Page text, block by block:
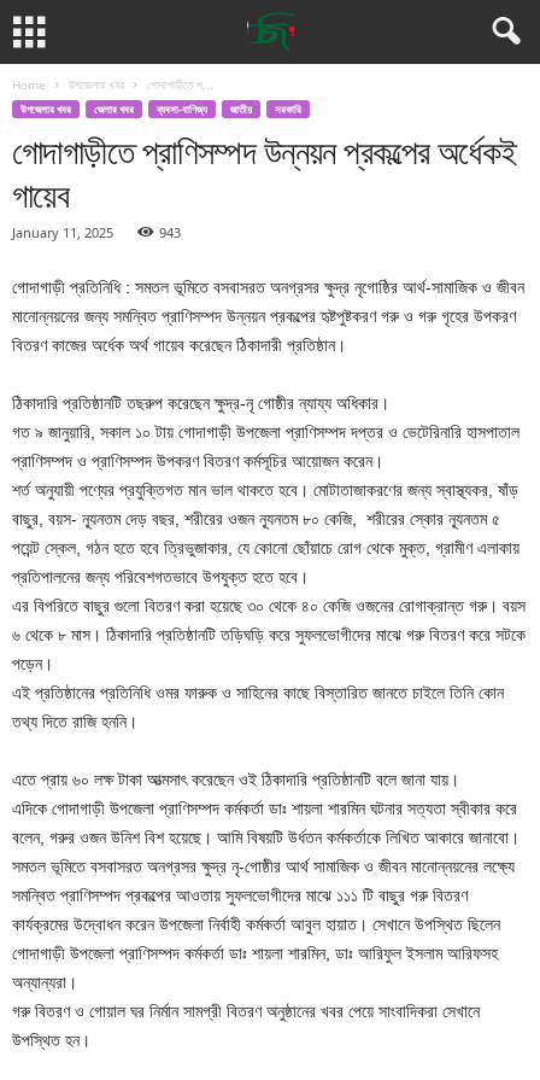
Home উপজেলার খবর গোদাগাড়ীতে প্...
উপজেলার খবর জেলার খবর ব্যবসা-বাণিজ্য জাতীয় সরকারি
গোদাগাড়ীতে প্রাণিসম্পদ উন্নয়ন প্রকল্পের অর্ধেকই
গায়েব
January 11, 2025 943
গোদাগাড়ী প্রতিনিধি : সমতল ভূমিতে বসবাসরত অনগ্রসর ক্ষুদ্র নৃগোষ্ঠির আর্থ-সামাজিক ও জীবন
মানোন্নয়নের জন্য সমন্বিত প্রাণিসম্পদ উন্নয়ন প্রকল্পের হৃষ্টপুষ্টকরণ গরু ও গরু গৃহের উপকরণ
বিতরণ কাজের অর্ধেক অর্থ গায়েব করেছেন ঠিকাদারী প্রতিষ্ঠান।
ঠিকাদারি প্রতিষ্ঠানটি তছরুপ করেছেন ক্ষুদ্র-নৃ গোষ্ঠীর ন্যায্য অধিকার।
গত ৯ জানুয়ারি, সকাল ১০ টায় গোদাগাড়ী উপজেলা প্রাণিসম্পদ দপ্তর ও ভেটেরিনারি হাসপাতাল
প্রাণিসম্পদ ও প্রাণিসম্পদ উপকরণ বিতরণ কর্মসূচির আয়োজন করেন।
শর্ত অনুযায়ী পণ্যের প্রযুক্তিগত মান ভাল থাকতে হবে। মোটাতাজাকরণের জন্য স্বাস্থ্যকর, ষাঁড়
বাছুর, বয়স- ন্যূনতম দেড় বছর, শরীরের ওজন ন্যূনতম ৮০ কেজি, শরীরের স্কোর ন্যূনতম ৫
পয়েন্ট স্কেল, গঠন হতে হবে ত্রিভুজাকার, যে কোনো ছোঁয়াচে রোগ থেকে মুক্ত, গ্রামীণ এলাকায়
প্রতিপালনের জন্য পরিবেশগতভাবে উপযুক্ত হতে হবে।
এর বিপরিতে বাছুর গুলো বিতরণ করা হয়েছে ৩০ থেকে ৪০ কেজি ওজনের রোগাক্রান্ত গরু। বয়স
৬ থেকে ৮ মাস। ঠিকাদারি প্রতিষ্ঠানটি তড়িঘড়ি করে সুফলভোগীদের মাঝে গরু বিতরণ করে সটকে
পড়েন।
এই প্রতিষ্ঠানের প্রতিনিধি ওমর ফারুক ও সাহিনের কাছে বিস্তারিত জানতে চাইলে তিনি কোন
তথ্য দিতে রাজি হননি।
এতে প্রায় ৬০ লক্ষ টাকা আত্মসাৎ করেছেন ওই ঠিকাদারি প্রতিষ্ঠানটি বলে জানা যায়।
এদিকে গোদাগাড়ী উপজেলা প্রাণিসম্পদ কর্মকর্তা ডাঃ শায়লা শারমিন ঘটনার সত্যতা স্বীকার করে
বলেন, গরুর ওজন উনিশ বিশ হয়েছে। আমি বিষয়টি উর্ধতন কর্মকর্তাকে লিখিত আকারে জানাবো।
সমতল ভূমিতে বসবাসরত অনগ্রসর ক্ষুদ্র নৃ-গোষ্ঠীর আর্থ সামাজিক ও জীবন মানোন্নয়নের লক্ষ্যে
সমন্বিত প্রাণিসম্পদ প্রকল্পের আওতায় সুফলভোগীদের মাঝে ১১১ টি বাছুর গরু বিতরণ
কার্যক্রমের উদ্বোধন করেন উপজেলা নির্বাহী কর্মকর্তা আবুল হায়াত। সেখানে উপস্থিত ছিলেন
গোদাগাড়ী উপজেলা প্রাণিসম্পদ কর্মকর্তা ডাঃ শায়লা শারমিন, ডাঃ আরিফুল ইসলাম আরিফসহ
অন্যান্যরা।
গরু বিতরণ ও গোয়াল ঘর নির্মান সামগ্রী বিতরণ অনুষ্ঠানের খবর পেয়ে সাংবাদিকরা সেখানে
উপস্থিত হন।